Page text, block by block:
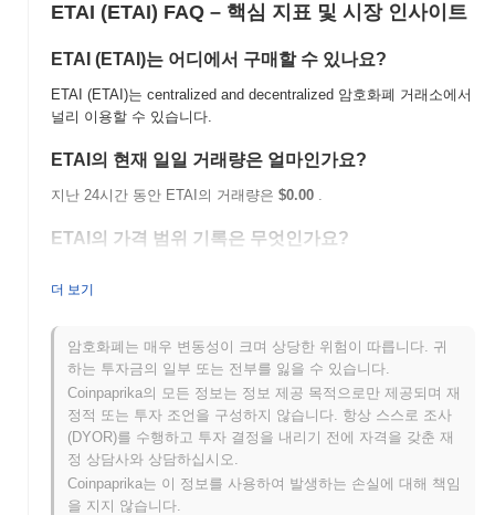
ETAI (ETAI) FAQ – 핵심 지표 및 시장 인사이트
ETAI (ETAI)는 어디에서 구매할 수 있나요?
ETAI (ETAI)는 centralized and decentralized 암호화폐 거래소에서
널리 이용할 수 있습니다.
ETAI의 현재 일일 거래량은 얼마인가요?
지난 24시간 동안 ETAI의 거래량은 $0.00 .
ETAI의 가격 범위 기록은 무엇인가요?
역대 최저가(ATL):
ETAI는 현재 ATH보다~100.00%낮게 거래되고 있습니다 .
ETAI는 더 넓은 암호화폐 시장과 비교하여 어떤 성과
를 내고 있나요?
지난 7일 동안 ETAI는 0.00%상승하여0.17%의 하락을 기록한 전
체 암호화폐 시장을 앞질렀습니다. 이는 더 넓은 시장 모멘텀과 비
교하여 ETAI의 가격 움직임에서 강력한 성과를 나타냅니다.
더 보기
암호화폐는 매우 변동성이 크며 상당한 위험이 따릅니다. 귀
하는 투자금의 일부 또는 전부를 잃을 수 있습니다.
Coinpaprika의 모든 정보는 정보 제공 목적으로만 제공되며 재
정적 또는 투자 조언을 구성하지 않습니다. 항상 스스로 조사
(DYOR)를 수행하고 투자 결정을 내리기 전에 자격을 갖춘 재
정 상담사와 상담하십시오.
Coinpaprika는 이 정보를 사용하여 발생하는 손실에 대해 책임
을 지지 않습니다.